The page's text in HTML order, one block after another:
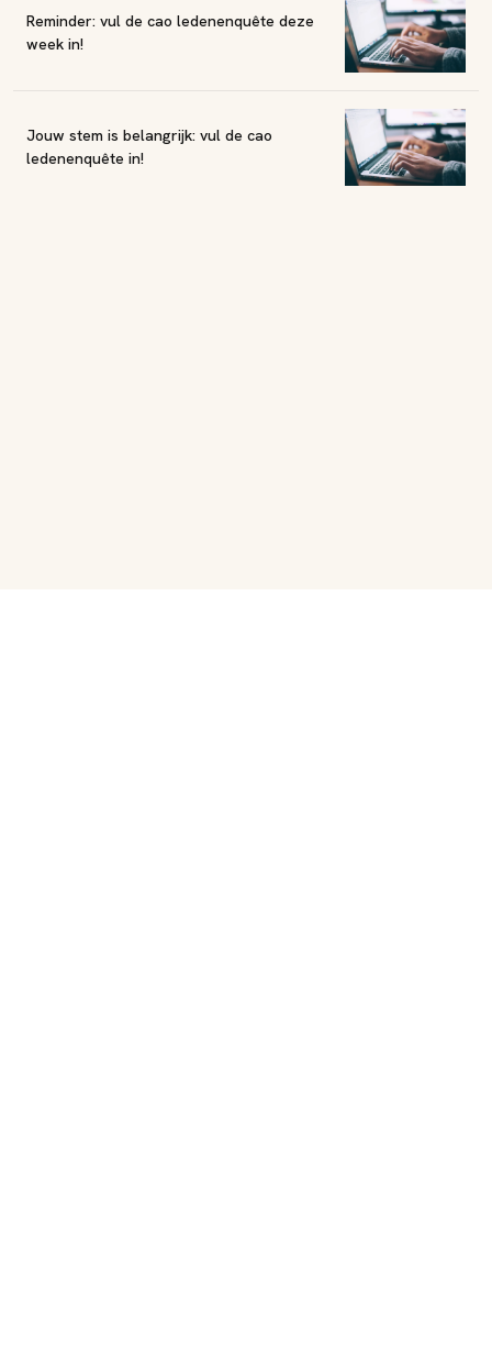
Reminder: vul de cao ledenenquête deze
week in!
Jouw stem is belangrijk: vul de cao
ledenenquête in!